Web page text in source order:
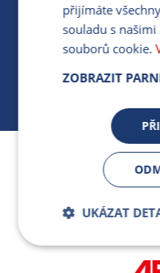
Jsme součástí
přijímáte
souladu s
souborů cookie.
ZOBRAZIT
UKÁZAT
nutné